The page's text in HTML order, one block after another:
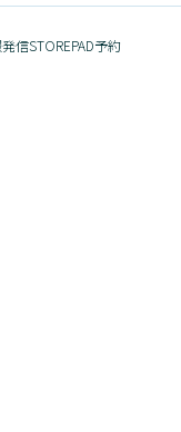
発信STOREPAD予約